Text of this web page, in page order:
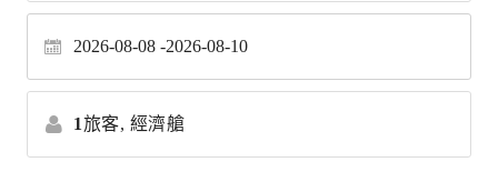
2026-08-08 2026-08-10
1旅客, 經濟艙